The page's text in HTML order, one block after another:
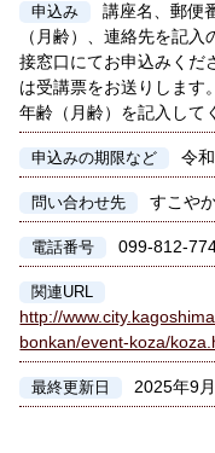
申込み
講座名、郵便
（月齢）、連絡先を記
接窓口にてお申込みく
は受講票をお送りします
年齢（月齢）を記入して
申込みの期限など 令
問い合わせ先 すこや
電話番号 099-812-
関連URL
http://
bonkan/event-koza/
最終更新日 2025年9